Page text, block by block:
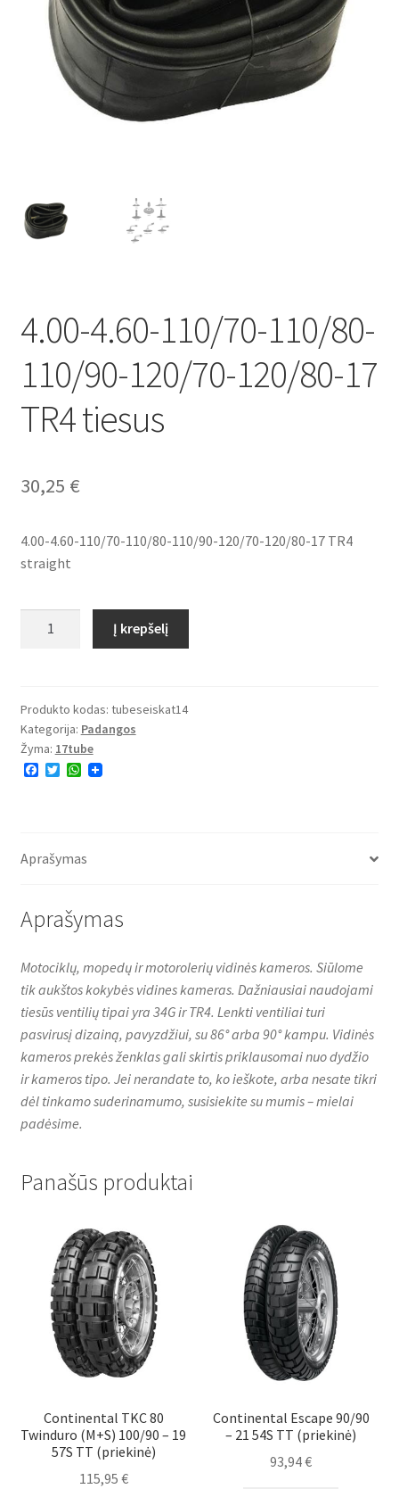
4.00-4.60-110/70-110/80-
110/90-120/70-120/80-17
TR4 tiesus
30,25 €
4.00-4.60-110/70-110/80-110/90-120/70-120/80-17 TR4
straight
110/70-
110/80-
110/90-
120/70-
tiesus
Į krepšelį
Produkto kodas: tubeseiskat14
Kategorija: Padangos
Žyma: 17tube
F
o
T
r
W
p
Aprašymas
Aprašymas
Motociklų, mopedų ir motorolerių vidinės kameros. Siūlome
tik aukštos kokybės vidines kameras. Dažniausiai naudojami
tiesūs ventilių tipai yra 34G ir TR4. Lenkti ventiliai turi
pasvirusį dizainą, pavyzdžiui, su 86° arba 90° kampu. Vidinės
kameros prekės ženklas gali skirtis priklausomai nuo dydžio
ir kameros tipo. Jei nerandate to, ko ieškote, arba nesate tikri
dėl tinkamo suderinamumo, susisiekite su mumis – mielai
padėsime.
Panašūs produktai
Continental TKC 80
Twinduro (M+S) 100/90 – 19
57S TT (priekinė)
115,95 €
Continental Escape 90/90
– 21 54S TT (priekinė)
93,94€